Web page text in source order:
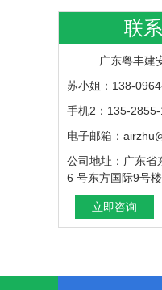
联
广东粤丰建
苏小姐：138-
手机2：135-
电子邮箱：
公司地址：广东省
6 号东方国际9号楼
立即咨询